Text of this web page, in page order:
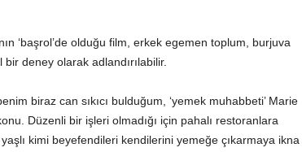
‘başrol’de olduğu film, erkek egemen toplum, burjuva
deney olarak adlandırılabilir.
biraz can sıkıcı bulduğum, ‘yemek muhabbeti’ Marie
Düzenli bir işleri olmadığı için pahalı restoranlara
kimi beyefendileri kendilerini yemeğe çıkarmaya ikna